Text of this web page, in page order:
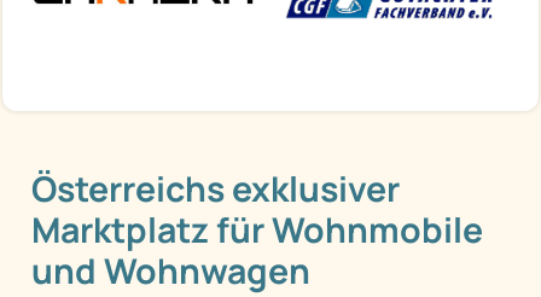
Österreichs exklusiver
Marktplatz für Wohnmobile
und Wohnwagen